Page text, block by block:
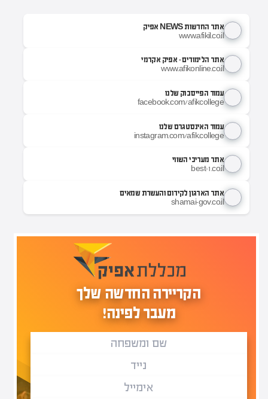
אתר החדשות NEWS אפיק
www.afikil.co.il
אתר הלימודים - אפיק אקדמי
www.afikonline.co.il
עמוד הפייסבוק שלנו
facebook.com/afikcollege
עמוד האינסטגרם שלנו
instagram.com/afik.college
אתר מעריכי השווי
best-1.co.il
אתר הארגון לקידום והעשרת שמאים
shamai-gov.co.il
הקריירה החדשה שלך
מעבר לפינה!